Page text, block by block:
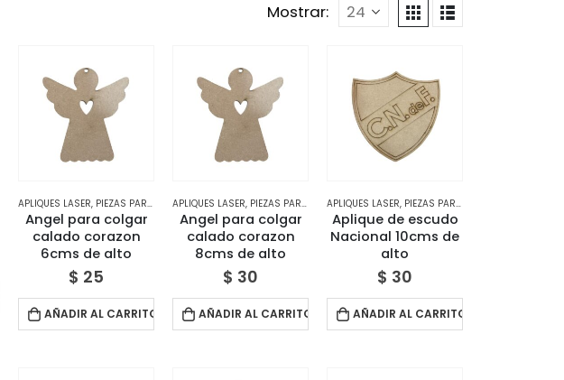
Mostrar:
,TIENDA
APLIQUES LASER, PIEZAS PARA DECORAR ,TIENDA
Angel para colgar
calado corazon
6cms de alto
$ 25
AÑADIR AL CARRITO
APLIQUES LASER, PIEZAS PARA DECORAR ,TIENDA
Angel para colgar
calado corazon
8cms de alto
$ 30
AÑADIR AL CARRITO
APLIQUES LASER, PIEZAS PARA DECORAR
Aplique de escudo
Nacional 10cms de
alto
$ 30
AÑADIR AL CARRITO